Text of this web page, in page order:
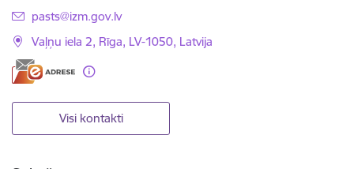
E-pasts:
pasts@izm.gov.lv
Vaļņu iela 2, Rīga, LV-1050, Latvija
Visi kontakti